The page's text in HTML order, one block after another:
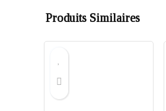
Produits Similaires